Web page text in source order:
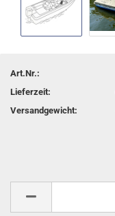
Art.Nr.:
Lieferzeit:
Versandgewicht: